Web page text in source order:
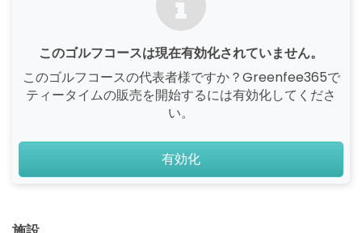
このゴルフコースは現在有効化されていません。
このゴルフコースの代表者様ですか？Greenfee365で
ティータイムの販売を開始するには有効化してくださ
い。
有効化